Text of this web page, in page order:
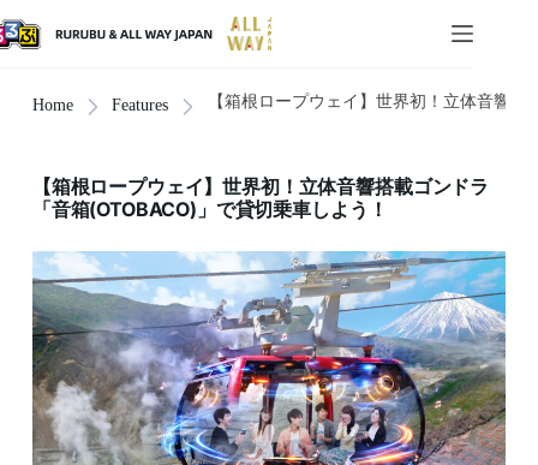
Home Features 【箱根ロープウェイ】世界初！立体音響
【箱根ロープウェイ】世界初！立体音響搭載ゴンドラ
「音箱(OTOBACO)」で貸切乗車しよう！